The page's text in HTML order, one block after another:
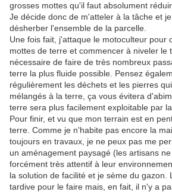
grosses mottes qu'il faut absolument
Je décide donc de m'atteler à la tâche et
désherber l'ensemble de la parcelle.
Une fois fait, j'attaque le motoculteur pour
mottes de terre et commencer à niveler le
nécessaire de faire de très nombreux
terre la plus fluide possible. Pensez
régulièrement les déchets et les pierres
mélangés à la terre, ça vous évitera
terre sera plus facilement exploitable par la
Pour finir, et vu que mon terrain est en
terre. Comme je n'habite pas encore la
toujours en travaux, je ne peux pas me
un aménagement paysagé (les artisans
forcément très attentif à leur
la solution de facilité et je sème du gazon.
tardive pour le faire mais, en fait, il n'y a